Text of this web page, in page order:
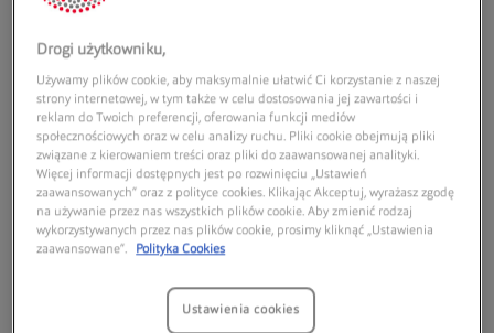
Adres:
CH Bursztynowa
ul. Generala Augusta Emila Fieldorfa "Nila" 28
07-410 Ostrołęka
Godziny otwarcia:
Drogi użytkowniku,
Używamy plików cookie, aby maksymalnie ułatwić Ci korzystanie z naszej
strony internetowej, w tym także w celu dostosowania jej zawartości i
reklam do Twoich preferencji, oferowania funkcji mediów
społecznościowych oraz w celu analizy ruchu. Pliki cookie obejmują pliki
związane z kierowaniem treści oraz pliki do zaawansowanej analityki.
Więcej informacji dostępnych jest po rozwinięciu „Ustawień
zaawansowanych” oraz z polityce cookies. Klikając Akceptuj, wyrażasz zgodę
na używanie przez nas wszystkich plików cookie. Aby zmienić rodzaj
wykorzystywanych przez nas plików cookie, prosimy kliknąć „Ustawienia
zaawansowane”.
Polityka Cookies
Ustawienia cookies